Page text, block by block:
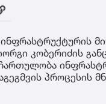
კობერიძის
პროცესის